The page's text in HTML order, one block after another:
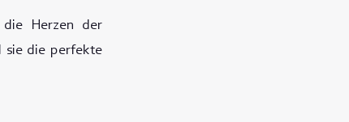
Herzen der
sie die perfekte